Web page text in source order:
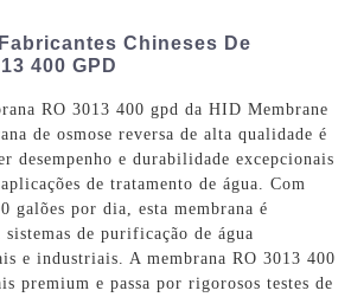
Chineses De
400 GPD
RO 3013 400 gpd da HID Membrane
de osmose reversa de alta qualidade é
desempenho e durabilidade excepcionais
de tratamento de água. Com
galões por dia, esta membrana é
sistemas de purificação de água
e industriais. A membrana RO 3013 400
premium e passa por rigorosos testes de